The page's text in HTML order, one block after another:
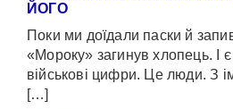
ЙОГО
Поки ми доїдали паски й
«Мороку» загинув хлопець. І
військові цифри. Це люди. З
[…]